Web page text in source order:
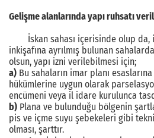
Gelişme alanlarında yapı ruhsatı
İskan sahası içerisinde olup da,
inkişafına ayrılmış bulunan
olsun, yapı izni verilebilmesi için;
a) Bu sahaların imar planı
hükümlerine uygun olarak
encümeni veya il idare kurulunca
b) Plana ve bulunduğu bölgenin
pis ve içme suyu şebekeleri gibi
olması, şarttır.